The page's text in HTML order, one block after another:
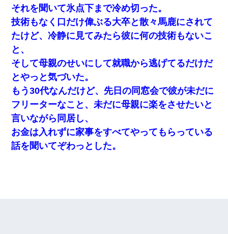
それを聞いて氷点下まで冷め切った。
技術もなく口だけ偉ぶる大卒と散々馬鹿にされて
たけど、冷静に見てみたら彼に何の技術もないこ
と、
そして母親のせいにして就職から逃げてるだけだ
とやっと気づいた。
もう30代なんだけど、先日の同窓会で彼が未だに
フリーターなこと、未だに母親に楽をさせたいと
言いながら同居し、
お金は入れずに家事をすべてやってもらっている
話を聞いてぞわっとした。